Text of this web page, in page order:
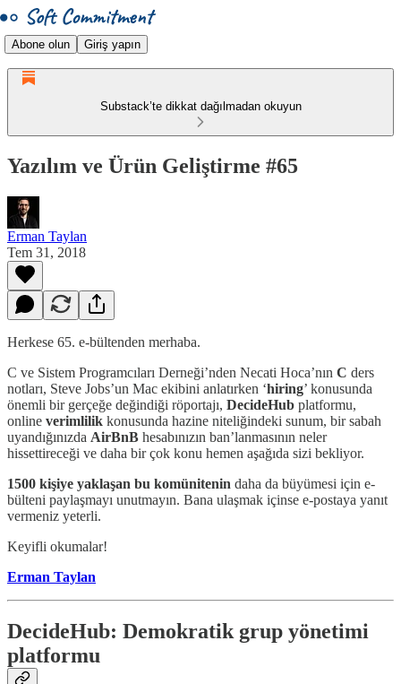
Abone olun Giriş yapın
Substack’te dikkat dağılmadan okuyun
Yazılım ve Ürün Geliştirme #65
Erman Taylan
Tem 31, 2018
Herkese 65. e-bültenden merhaba.
C ve Sistem Programcıları Derneği’nden Necati Hoca’nın C ders
notları, Steve Jobs’un Mac ekibini anlatırken ‘hiring’ konusunda
önemli bir gerçeğe değindiği röportajı, DecideHub platformu,
online verimlilik konusunda hazine niteliğindeki sunum, bir sabah
uyandığınızda AirBnB hesabınızın ban’lanmasının neler
hissettireceği ve daha bir çok konu hemen aşağıda sizi bekliyor.
1500 kişiye yaklaşan bu komünitenin daha da büyümesi için e-
bülteni paylaşmayı unutmayın. Bana ulaşmak içinse e-postaya yanıt
vermeniz yeterli.
Keyifli okumalar!
Erman Taylan
DecideHub: Demokratik grup yönetimi
platformu